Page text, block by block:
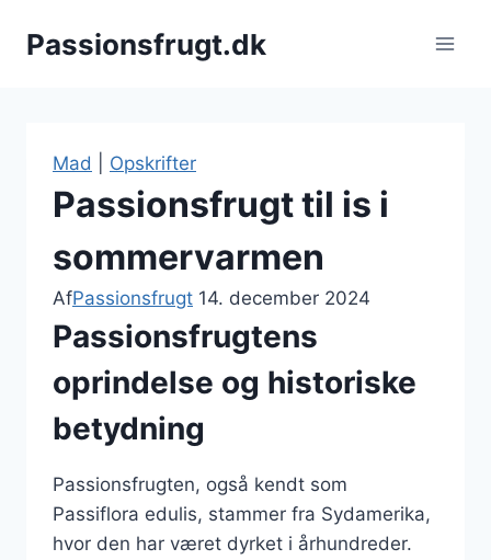
Passionsfrugt.dk
Mad Opskrifter
Passionsfrugt til is i
sommervarmen
AfPassionsfrugt 14. december 2024
Passionsfrugtens
oprindelse og historiske
betydning
Passionsfrugten, også kendt som
Passiflora edulis, stammer fra Sydamerika,
hvor den har været dyrket i århundreder.